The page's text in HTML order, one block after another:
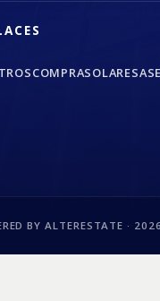
COMPRASOLARES
BY ALTERESTATE · 2026